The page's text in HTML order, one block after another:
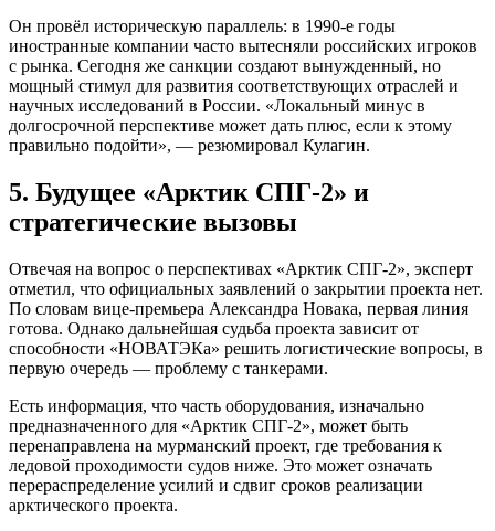
Он провёл историческую параллель: в 1990-е годы
иностранные компании часто вытесняли российских игроков
с рынка. Сегодня же санкции создают вынужденный, но
мощный стимул для развития соответствующих отраслей и
научных исследований в России. «Локальный минус в
долгосрочной перспективе может дать плюс, если к этому
правильно подойти», — резюмировал Кулагин.
5. Будущее «Арктик СПГ-2» и
стратегические вызовы
Отвечая на вопрос о перспективах «Арктик СПГ-2», эксперт
отметил, что официальных заявлений о закрытии проекта нет.
По словам вице-премьера Александра Новака, первая линия
готова. Однако дальнейшая судьба проекта зависит от
способности «НОВАТЭКа» решить логистические вопросы, в
первую очередь — проблему с танкерами.
Есть информация, что часть оборудования, изначально
предназначенного для «Арктик СПГ-2», может быть
перенаправлена на мурманский проект, где требования к
ледовой проходимости судов ниже. Это может означать
перераспределение усилий и сдвиг сроков реализации
арктического проекта.